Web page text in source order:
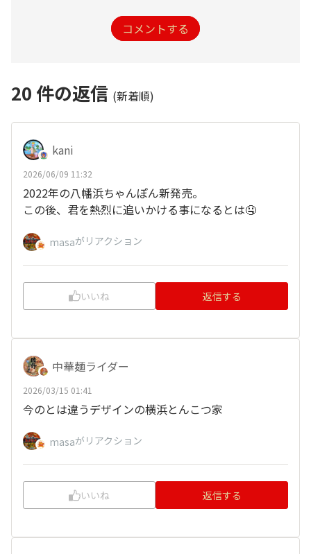
コメントする
20 件の返信 (新着順)
kani
2026/06/09 11:32
2022年の八幡浜ちゃんぽん新発売。
この後、君を熱烈に追いかける事になるとは🤤
masaがリアクション
いいね 返信する
中華麺ライダー
2026/03/15 01:41
今のとは違うデザインの横浜とんこつ家
masaがリアクション
いいね 返信する